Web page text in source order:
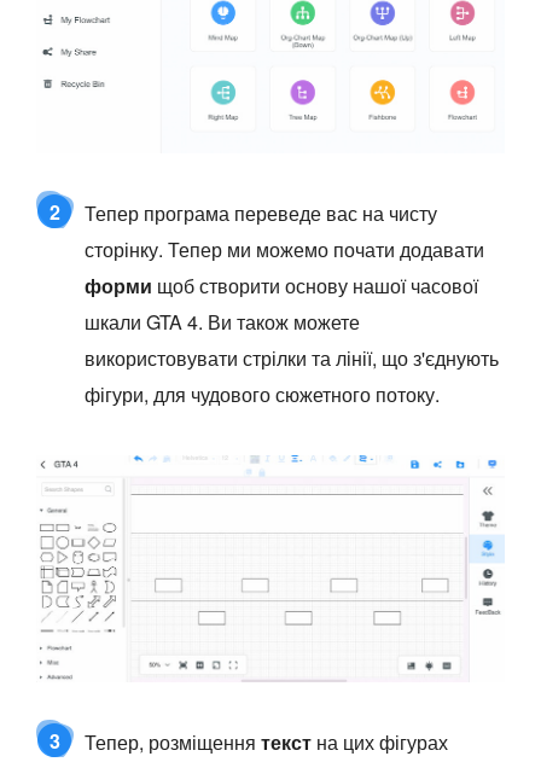
2
Тепер програма переведе вас на чисту
сторінку. Тепер ми можемо почати додавати
форми щоб створити основу нашої часової
шкали GTA 4. Ви також можете
використовувати стрілки та лінії, що з'єднують
фігури, для чудового сюжетного потоку.
3 Тепер, розміщення текст на цих фігурах